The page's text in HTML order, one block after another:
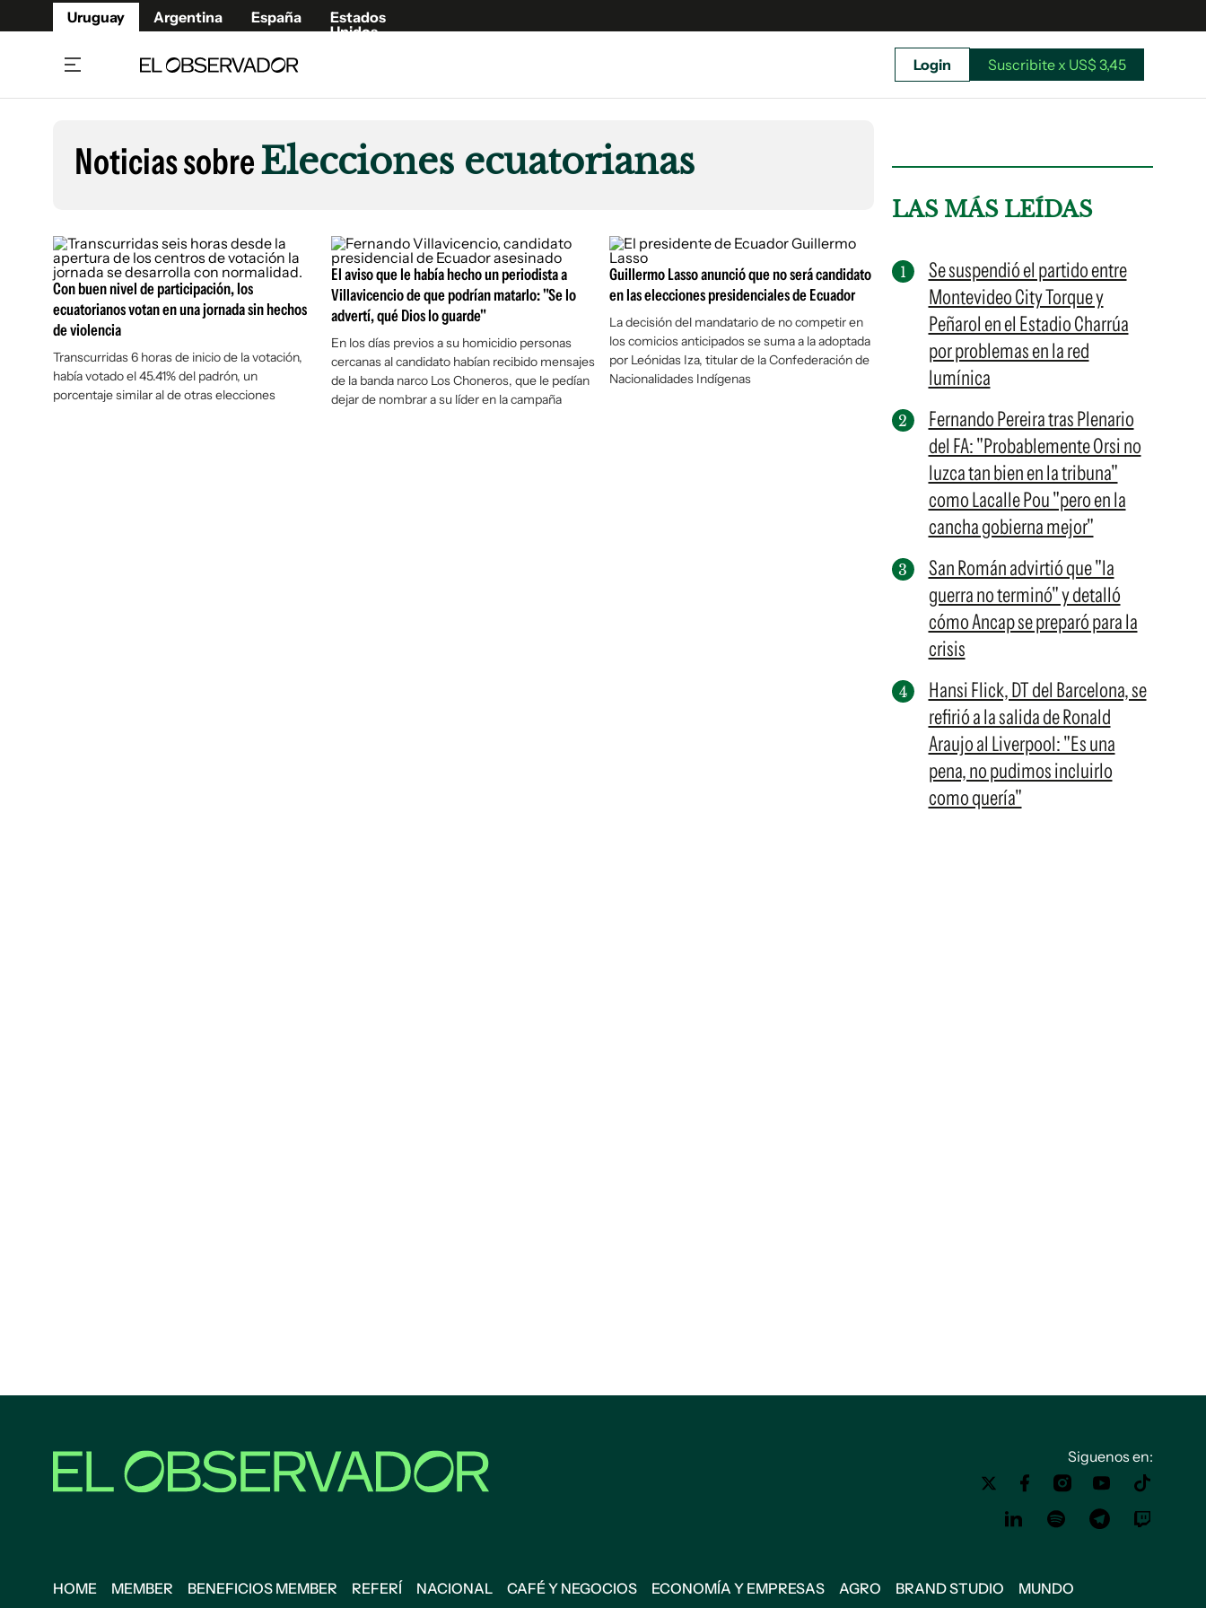
Uruguay Argentina España
Estados
Unidos
Beneficios Member
Café y Negocios
Economía y Empresas
Agro
Brand Studio
Mundo
Cultura y Espectáculos
Fúnebres
Publicaciones
Newsletters
Argentina
España
Estados Unidos
Suscribite x US$ 3,45
Login Suscribite x US$ 3,45
Noticias sobreElecciones ecuatorianas
Con buen nivel de participación, los
ecuatorianos votan en una jornada sin hechos
de violencia
Transcurridas 6 horas de inicio de la votación,
había votado el 45.41% del padrón, un
porcentaje similar al de otras elecciones
El aviso que le había hecho un periodista a
Villavicencio de que podrían matarlo: "Se lo
advertí, qué Dios lo guarde"
En los días previos a su homicidio personas
cercanas al candidato habían recibido mensajes
de la banda narco Los Choneros, que le pedían
dejar de nombrar a su líder en la campaña
Guillermo Lasso anunció que no será candidato
en las elecciones presidenciales de Ecuador
La decisión del mandatario de no competir en
los comicios anticipados se suma a la adoptada
por Leónidas Iza, titular de la Confederación de
Nacionalidades Indígenas
LAS MÁS LEÍDAS
Se suspendió el partido entre
Montevideo City Torque y
Peñarol en el Estadio Charrúa
por problemas en la red
lumínica
Fernando Pereira tras Plenario
del FA: "Probablemente Orsi no
luzca tan bien en la tribuna"
como Lacalle Pou "pero en la
cancha gobierna mejor"
San Román advirtió que "la
guerra no terminó" y detalló
cómo Ancap se preparó para la
crisis
Hansi Flick, DT del Barcelona, se
refirió a la salida de Ronald
Araujo al Liverpool: "Es una
pena, no pudimos incluirlo
como quería"
Siguenos en:
HOME MEMBER BENEFICIOS MEMBER REFERÍ NACIONAL CAFÉ Y NEGOCIOS ECONOMÍA Y EMPRESAS AGRO BRAND STUDIO MUNDO